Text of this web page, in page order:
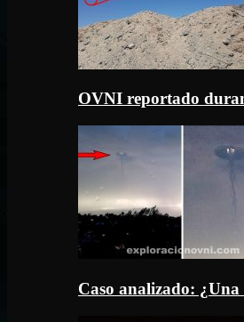
OVNI reportado
Caso analizado: